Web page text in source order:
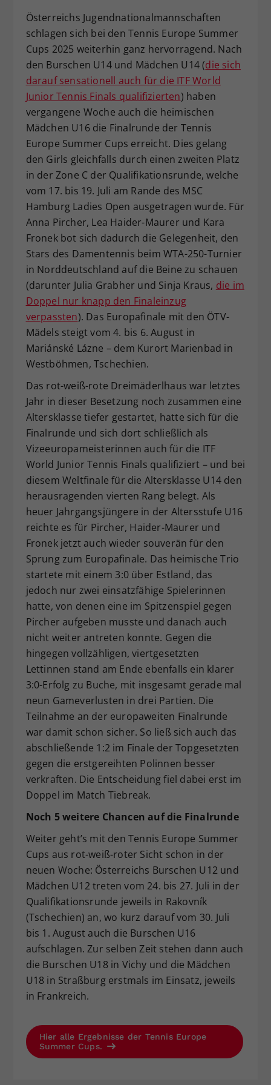
Österreichs Jugendnationalmannschaften
schlagen sich bei den Tennis Europe Summer
Cups 2025 weiterhin ganz hervorragend. Nach
den Burschen U14 und Mädchen U14 (die sich
darauf sensationell auch für die ITF World
Junior Tennis Finals qualifizierten) haben
vergangene Woche auch die heimischen
Mädchen U16 die Finalrunde der Tennis
Europe Summer Cups erreicht. Dies gelang
den Girls gleichfalls durch einen zweiten Platz
in der Zone C der Qualifikationsrunde, welche
vom 17. bis 19. Juli am Rande des MSC
Hamburg Ladies Open ausgetragen wurde. Für
Anna Pircher, Lea Haider-Maurer und Kara
Fronek bot sich dadurch die Gelegenheit, den
Stars des Damentennis beim WTA-250-Turnier
in Norddeutschland auf die Beine zu schauen
(darunter Julia Grabher und Sinja Kraus, die im
Doppel nur knapp den Finaleinzug
verpassten). Das Europafinale mit den ÖTV-
Mädels steigt vom 4. bis 6. August in
Mariánské Lázne – dem Kurort Marienbad in
Westböhmen, Tschechien.
Das rot-weiß-rote Dreimäderlhaus war letztes
Jahr in dieser Besetzung noch zusammen eine
Altersklasse tiefer gestartet, hatte sich für die
Finalrunde und sich dort schließlich als
Vizeeuropameisterinnen auch für die ITF
World Junior Tennis Finals qualifiziert – und bei
diesem Weltfinale für die Altersklasse U14 den
herausragenden vierten Rang belegt. Als
heuer Jahrgangsjüngere in der Altersstufe U16
reichte es für Pircher, Haider-Maurer und
Fronek jetzt auch wieder souverän für den
Sprung zum Europafinale. Das heimische Trio
startete mit einem 3:0 über Estland, das
jedoch nur zwei einsatzfähige Spielerinnen
hatte, von denen eine im Spitzenspiel gegen
Pircher aufgeben musste und danach auch
nicht weiter antreten konnte. Gegen die
hingegen vollzähligen, viertgesetzten
Lettinnen stand am Ende ebenfalls ein klarer
3:0-Erfolg zu Buche, mit insgesamt gerade mal
neun Gameverlusten in drei Partien. Die
Teilnahme an der europaweiten Finalrunde
war damit schon sicher. So ließ sich auch das
abschließende 1:2 im Finale der Topgesetzten
gegen die erstgereihten Polinnen besser
verkraften. Die Entscheidung fiel dabei erst im
Doppel im Match Tiebreak.
Noch 5 weitere Chancen auf die Finalrunde
Weiter geht’s mit den Tennis Europe Summer
Cups aus rot-weiß-roter Sicht schon in der
neuen Woche: Österreichs Burschen U12 und
Mädchen U12 treten vom 24. bis 27. Juli in der
Qualifikationsrunde jeweils in Rakovník
(Tschechien) an, wo kurz darauf vom 30. Juli
bis 1. August auch die Burschen U16
aufschlagen. Zur selben Zeit stehen dann auch
die Burschen U18 in Vichy und die Mädchen
U18 in Straßburg erstmals im Einsatz, jeweils
in Frankreich.
Hier alle Ergebnisse der Tennis Europe
Summer Cups.
Zweck
Dieser Wert speichert Ihre Consent-
Einstellungen. Unter anderem eine
zufällig generierte ID, für die
historische Speicherung Ihrer
vorgenommen Einstellungen, falls der
Webseiten-Betreiber dies eingestellt
hat.